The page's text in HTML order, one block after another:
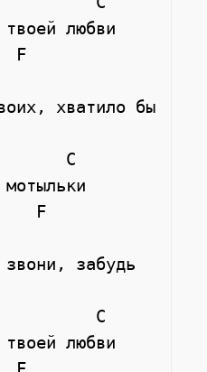
любви
хватило бы
забудь
любви